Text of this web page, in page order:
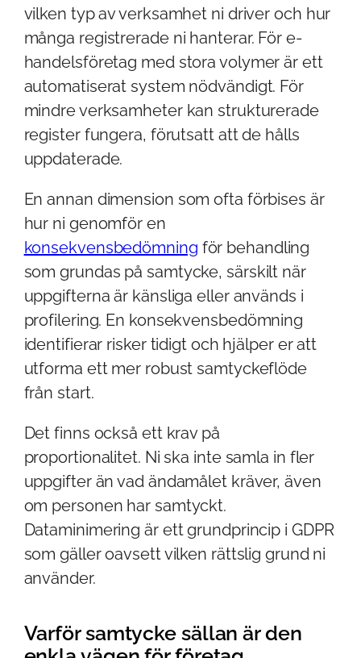
vilken typ av verksamhet ni driver och hur
många registrerade ni hanterar. För e-
handelsföretag med stora volymer är ett
automatiserat system nödvändigt. För
mindre verksamheter kan strukturerade
register fungera, förutsatt att de hålls
uppdaterade.
En annan dimension som ofta förbises är
hur ni genomför en
konsekvensbedömning för behandling
som grundas på samtycke, särskilt när
uppgifterna är känsliga eller används i
profilering. En konsekvensbedömning
identifierar risker tidigt och hjälper er att
utforma ett mer robust samtyckeflöde
från start.
Det finns också ett krav på
proportionalitet. Ni ska inte samla in fler
uppgifter än vad ändamålet kräver, även
om personen har samtyckt.
Dataminimering är ett grundprincip i GDPR
som gäller oavsett vilken rättslig grund ni
använder.
Varför samtycke sällan är den